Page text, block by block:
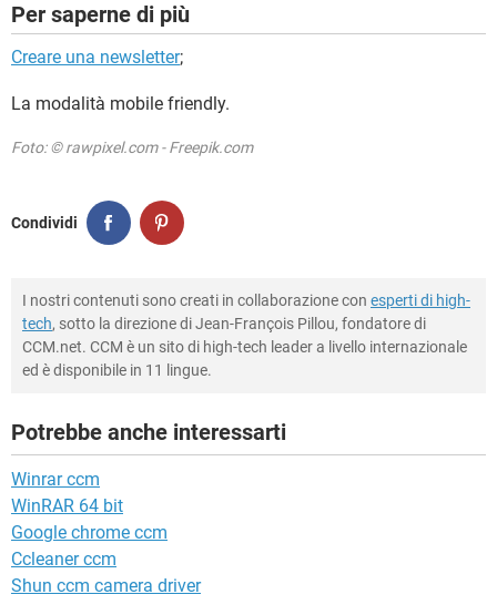
Per saperne di più
Creare una newsletter;
La modalità mobile friendly.
Foto: © rawpixel.com - Freepik.com
Condividi
I nostri contenuti sono creati in collaborazione con esperti di high-
tech, sotto la direzione di Jean-François Pillou, fondatore di
CCM.net. CCM è un sito di high-tech leader a livello internazionale
ed è disponibile in 11 lingue.
Potrebbe anche interessarti
Winrar ccm
WinRAR 64 bit
Google chrome ccm
Ccleaner ccm
Shun ccm camera driver